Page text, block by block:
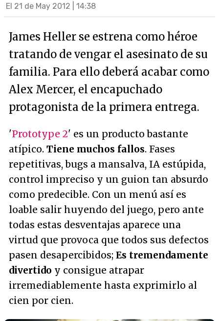
El 21 de May 2012 | 14:38
James Heller se estrena como héroe
tratando de vengar el asesinato de su
familia. Para ello deberá acabar como
Alex Mercer, el encapuchado
protagonista de la primera entrega.
'Prototype 2' es un producto bastante
atípico. Tiene muchos fallos. Fases
repetitivas, bugs a mansalva, IA estúpida,
control impreciso y un guion tan absurdo
como predecible. Con un menú así es
loable salir huyendo del juego, pero ante
todas estas desventajas aparece una
virtud que provoca que todos sus defectos
pasen desapercibidos; Es tremendamente
divertido y consigue atrapar
irremediablemente hasta exprimirlo al
cien por cien.